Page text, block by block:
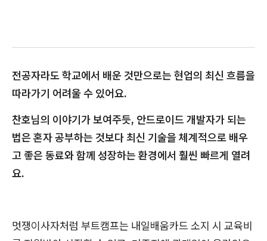
전공자라도 학교에서 배운 것만으로는 현업의 최신 흐름을
따라가기 어려울 수 있어요.
찬호님의 이야기가 보여주듯, 안드로이드 개발자가 되는
법은 혼자 공부하는 것보다 최신 기술을 체계적으로 배우
고 좋은 동료와 함께 성장하는 환경에서 훨씬 빠르게 열려
요.
멋쟁이사자처럼 부트캠프는 내일배움카드 소지 시 교육비